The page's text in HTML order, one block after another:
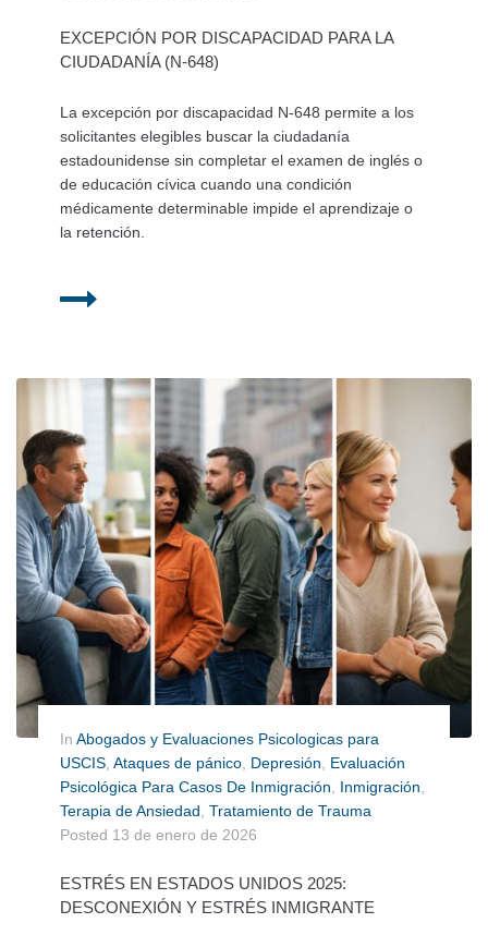
EXCEPCIÓN POR DISCAPACIDAD PARA LA
CIUDADANÍA (N-648)
La excepción por discapacidad N-648 permite a los
solicitantes elegibles buscar la ciudadanía
estadounidense sin completar el examen de inglés o
de educación cívica cuando una condición
médicamente determinable impide el aprendizaje o
la retención.
In Abogados y Evaluaciones Psicologicas para
USCIS Ataques de pánico Depresión
Evaluación
Psicológica Para Casos De Inmigración
Inmigración
Terapia de Ansiedad Tratamiento de Trauma
Posted 13 de enero de 2026
ESTRÉS EN ESTADOS UNIDOS 2025:
DESCONEXIÓN Y ESTRÉS INMIGRANTE